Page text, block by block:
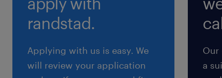
残業
月20時間程度
randstad.
Applying with us is easy. We
will review your application
Our
a